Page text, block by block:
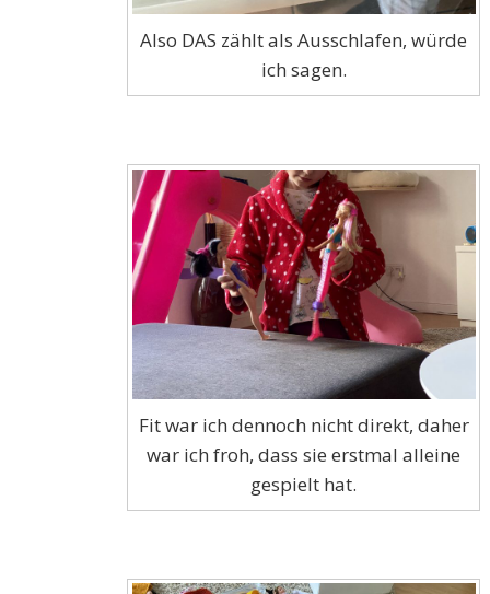
Also DAS zählt als Ausschlafen, würde
ich sagen.
Fit war ich dennoch nicht direkt, daher
war ich froh, dass sie erstmal alleine
gespielt hat.